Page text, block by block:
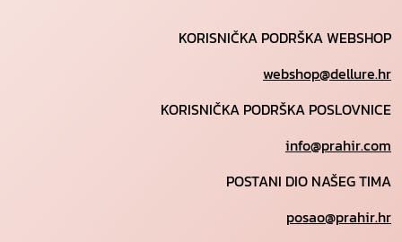
KORISNIČKA PODRŠKA WEBSHOP
webshop@dellure.hr
KORISNIČKA PODRŠKA POSLOVNICE
info@prahir.com
POSTANI DIO NAŠEG TIMA
posao@prahir.hr